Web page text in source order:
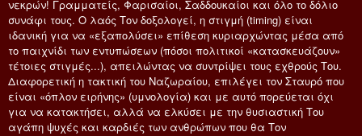
νεκρών! Γραμματείς, Φαρισαίοι, Σαδδουκαίοι και όλο το δόλιο
συνάφι τους. Ο λαός Τον δοξολογεί, η στιγμή (timing) είναι
ιδανική για να «εξαπολύσει» επίθεση κυριαρχώντας μέσα από
το παιχνίδι των εντυπώσεων (πόσοι πολιτικοί «κατασκευάζουν»
τέτοιες στιγμές...), απειλώντας να συντρίψει τους εχθρούς Του.
Διαφορετική η τακτική του Ναζωραίου, επιλέγει τον Σταυρό που
είναι «όπλον ειρήνης» (υμνολογία) και με αυτό πορεύεται όχι
για να κατακτήσει, αλλά να ελκύσει με την θυσιαστική Του
αγάπη ψυχές και καρδιές των ανθρώπων που θα Τον